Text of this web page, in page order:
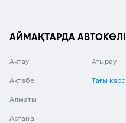
АЙМАҚТАРДА
Ақтау
Ақтөбе
Алматы
Астана
Атырау
Тағы